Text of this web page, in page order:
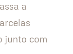
a
junto com